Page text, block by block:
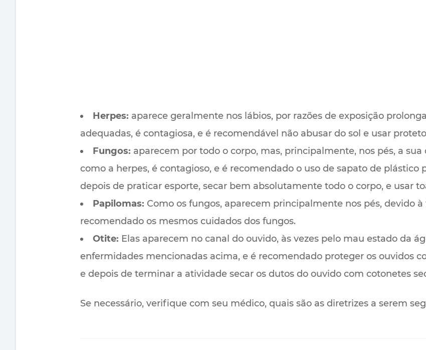
Herpes: aparece geralmente nos lábios, por razões de exposição
adequadas, é contagiosa, e é recomendável não abusar do sol e usar
Fungos: aparecem por todo o corpo, mas, principalmente, nos pés, a
como a herpes, é contagioso, e é recomendado o uso de sapato de
depois de praticar esporte, secar bem absolutamente todo o corpo, e usar
Papilomas: Como os fungos, aparecem principalmente nos pés, devido
recomendado os mesmos cuidados dos fungos.
Otite: Elas aparecem no canal do ouvido, às vezes pelo mau estado da
enfermidades mencionadas acima, e é recomendado proteger os ouvidos
e depois de terminar a atividade secar os dutos do ouvido com cotonetes
Se necessário, verifique com seu médico, quais são as diretrizes a serem